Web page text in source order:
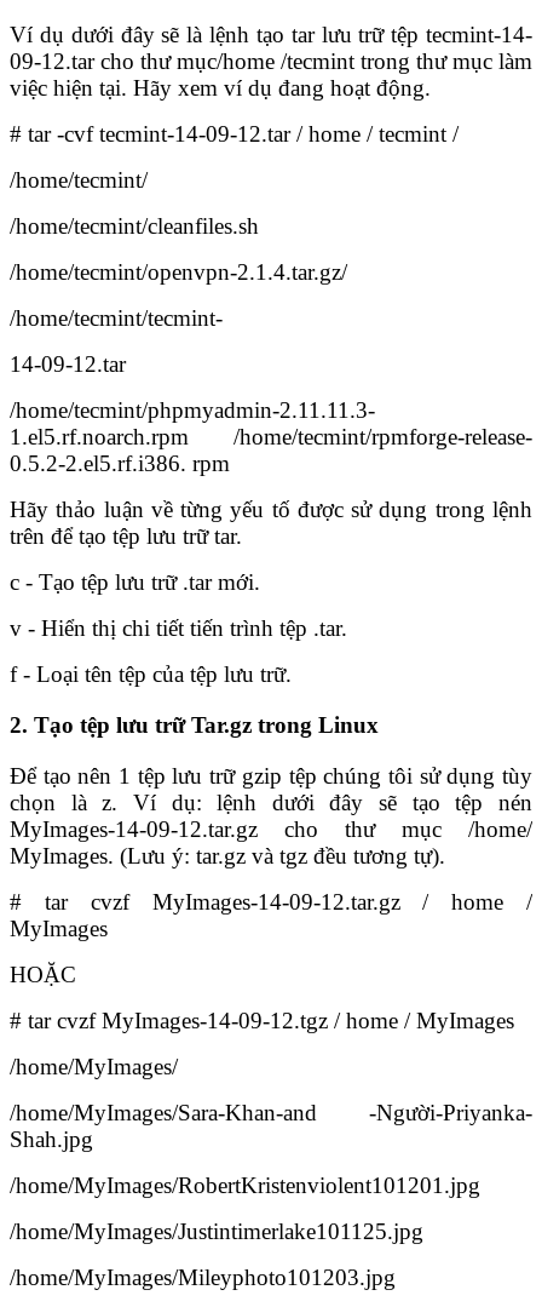
Ví dụ dưới đây sẽ là lệnh tạo tar lưu trữ tệp tecmint-14-
09-12.tar cho thư mục/home /tecmint trong thư mục làm
việc hiện tại. Hãy xem ví dụ đang hoạt động.
# tar -cvf tecmint-14-09-12.tar / home / tecmint /
/home/tecmint/
/home/tecmint/cleanfiles.sh
/home/tecmint/openvpn-2.1.4.tar.gz/
/home/tecmint/tecmint-
14-09-12.tar
/home/tecmint/phpmyadmin-2.11.11.3-
1.el5.rf.noarch.rpm /home/tecmint/rpmforge-release-
0.5.2-2.el5.rf.i386. rpm
Hãy thảo luận về từng yếu tố được sử dụng trong lệnh
trên để tạo tệp lưu trữ tar.
c - Tạo tệp lưu trữ .tar mới.
v - Hiển thị chi tiết tiến trình tệp .tar.
f - Loại tên tệp của tệp lưu trữ.
2. Tạo tệp lưu trữ Tar.gz trong Linux
Để tạo nên 1 tệp lưu trữ gzip tệp chúng tôi sử dụng tùy
chọn là z. Ví dụ: lệnh dưới đây sẽ tạo tệp nén
MyImages-14-09-12.tar.gz cho thư mục /home/
MyImages. (Lưu ý: tar.gz và tgz đều tương tự).
# tar cvzf MyImages-14-09-12.tar.gz / home /
MyImages
HOẶC
# tar cvzf MyImages-14-09-12.tgz / home / MyImages
/home/MyImages/
/home/MyImages/Sara-Khan-and -Người-Priyanka-
Shah.jpg
/home/MyImages/RobertKristenviolent101201.jpg
/home/MyImages/Justintimerlake101125.jpg
/home/MyImages/Mileyphoto101203.jpg